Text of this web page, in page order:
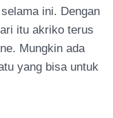
ini. Dengan
itu akriko terus
Mungkin ada
yang bisa untuk